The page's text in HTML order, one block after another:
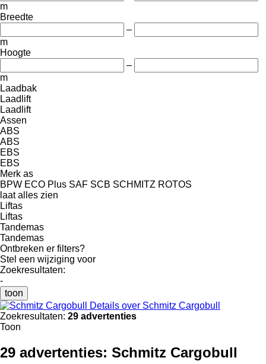
m
Breedte
–
m
Hoogte
–
m
Laadbak
Laadlift
Laadlift
Assen
ABS
ABS
EBS
EBS
Merk as
BPW ECO Plus SAF SCB SCHMITZ ROTOS
laat alles zien
Liftas
Liftas
Tandemas
Tandemas
Ontbreken er filters?
Stel een wijziging voor
Zoekresultaten:
-
toon
Details over Schmitz Cargobull
Zoekresultaten: 29 advertenties
Toon
29 advertenties: Schmitz Cargobull